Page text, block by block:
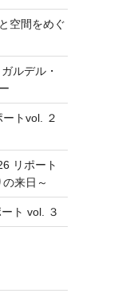
空間をめぐ
ルデル・
トvol. ２
リポート
来日～
ト vol. ３